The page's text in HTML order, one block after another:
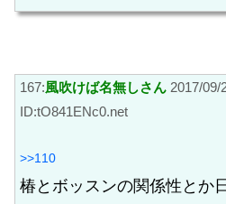
167:風吹けば名無しさん 2017/09/
ID:tO841ENc0.net
>>110
椿とボッスンの関係性とか